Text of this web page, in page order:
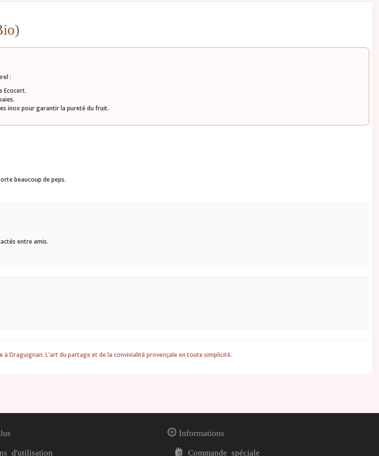
:
Ecocert.
inox pour garantir la pureté du fruit.
beaucoup de peps.
entre amis.
à Draguignan. L'art du partage et de la convivialité provençale en toute simplicité.
d'utilisation
Informations
Commande spéciale